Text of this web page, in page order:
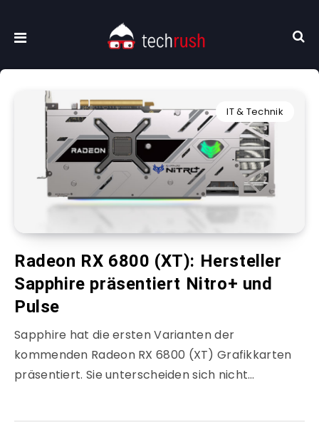
IT & Technik
Radeon RX 6800 (XT): Hersteller
Sapphire präsentiert Nitro+ und
Pulse
Sapphire hat die ersten Varianten der
kommenden Radeon RX 6800 (XT) Grafikkarten
präsentiert. Sie unterscheiden sich nicht…